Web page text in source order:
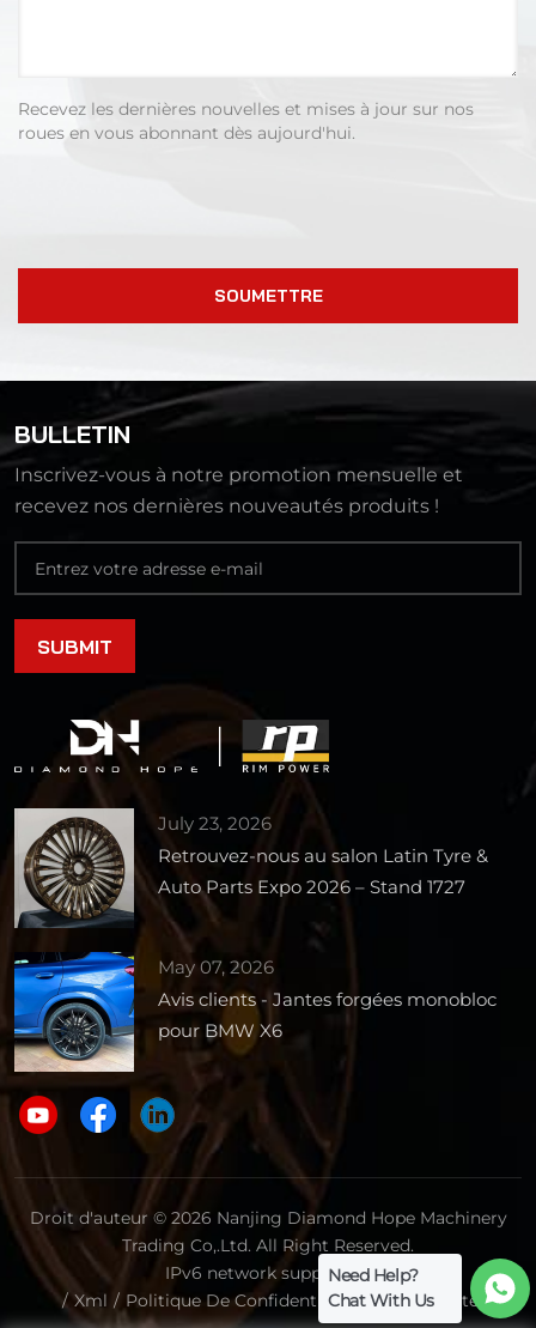
Recevez les dernières nouvelles et mises à jour sur nos
roues en vous abonnant dès aujourd'hui.
SOUMETTRE
BULLETIN
Inscrivez-vous à notre promotion mensuelle et
recevez nos dernières nouveautés produits !
July 23, 2026
Retrouvez-nous au salon Latin Tyre &
Auto Parts Expo 2026 – Stand 1727
May 07, 2026
Avis clients - Jantes forgées monobloc
pour BMW X6
Droit d'auteur © 2026 Nanjing Diamond Hope Machinery
Trading Co,.Ltd. All Right Reserved.
IPv6 network supported.
/ Xml / Politique De Confidentialité / Plan Du Site
Need Help?
Chat With Us